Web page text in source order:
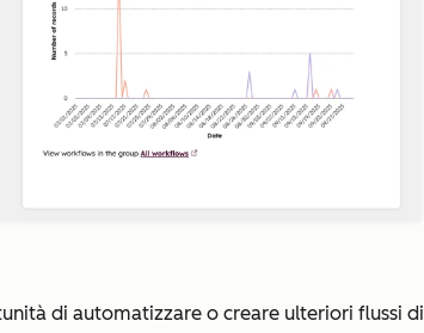
di automatizzare o creare ulteriori flussi di